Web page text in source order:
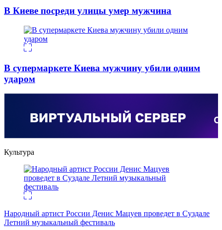
В Киеве посреди улицы умер мужчина
В супермаркете Киева мужчину убили одним
ударом
Культура
Народный артист России Денис Мацуев проведет в Суздале
Летний музыкальный фестиваль